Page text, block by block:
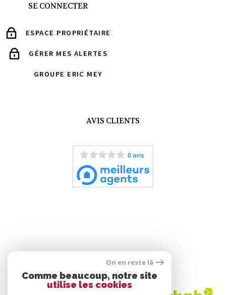
SE CONNECTER
ESPACE PROPRIÉTAIRE
GÉRER MES ALERTES
GROUPE ERIC MEY
AVIS CLIENTS
0 avis
ADHÉRENTS
On en reste là
Comme beaucoup, notre site
utilise les cookies